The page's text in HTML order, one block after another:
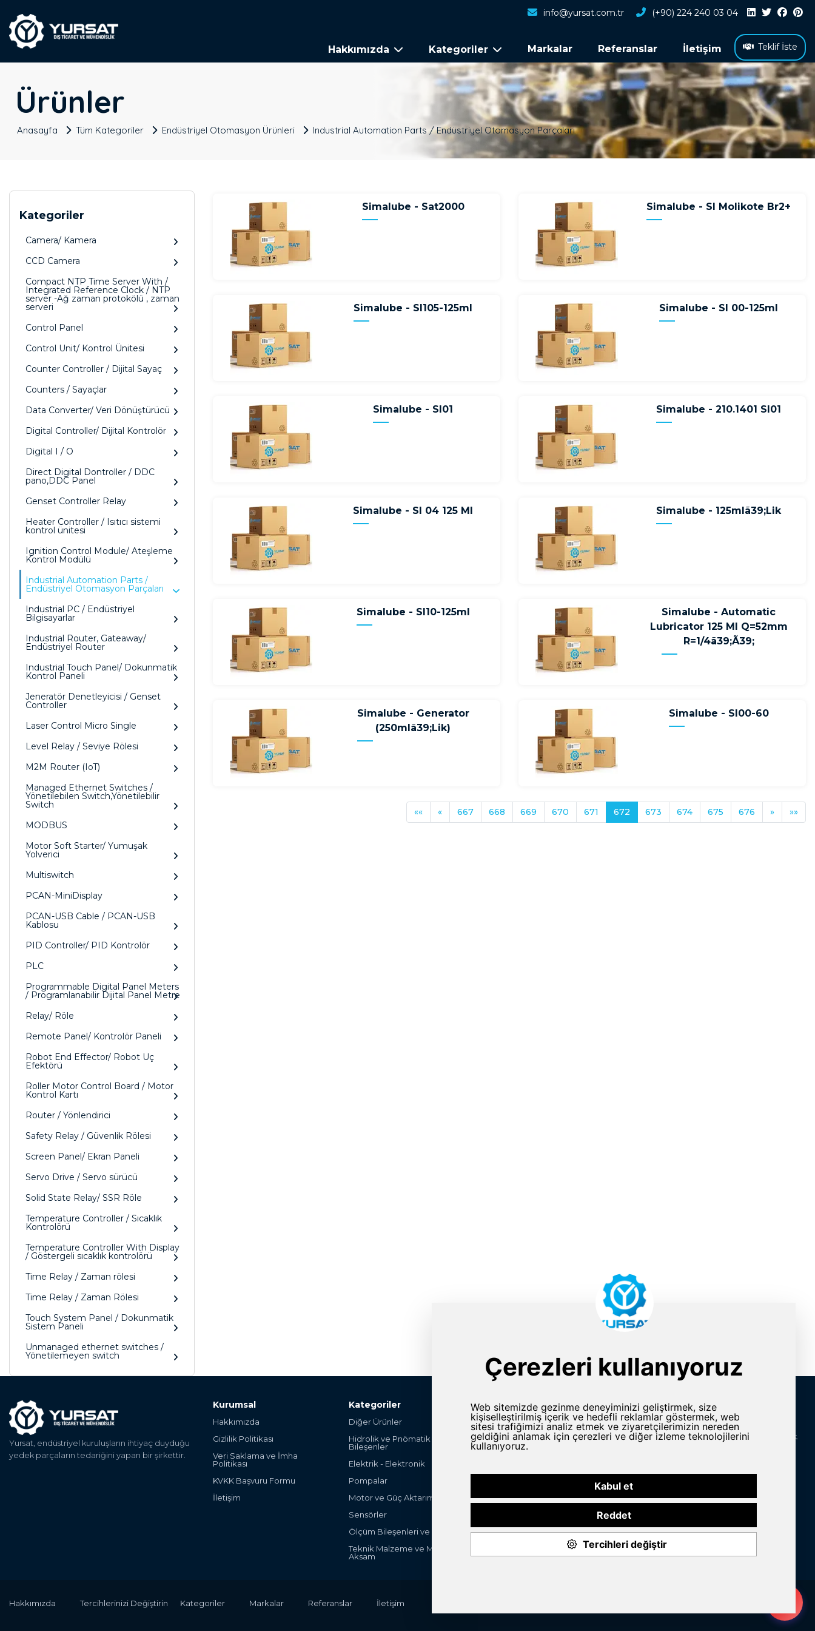
info@yursat.com.tr (+90) 224 240 03 04
Hakkımızda Kategoriler Markalar Referanslar İletişim Teklif İste
Ürünler
Anasayfa Tüm Kategoriler Endüstriyel Otomasyon Ürünleri Industrial Automation Parts / Endüstriyel Otomasyon Parçaları
Kategoriler
Camera/ Kamera
CCD Camera
Compact NTP Time Server With /
Integrated Reference Clock / NTP
server -Ağ zaman protokölü , zaman
serveri
Control Panel
Control Unit/ Kontrol Ünitesi
Counter Controller / Dijital Sayaç
Counters / Sayaçlar
Data Converter/ Veri Dönüştürücü
Digital Controller/ Dijital Kontrolör
Digital I / O
Direct Digital Dontroller / DDC
pano,DDC Panel
Genset Controller Relay
Heater Controller / Isıtıcı sistemi
kontrol ünitesi
Ignition Control Module/ Ateşleme
Kontrol Modülü
Industrial Automation Parts /
Endüstriyel Otomasyon Parçaları
Industrial PC / Endüstriyel
Bilgisayarlar
Industrial Router, Gateaway/
Endüstriyel Router
Industrial Touch Panel/ Dokunmatik
Kontrol Paneli
Jeneratör Denetleyicisi / Genset
Controller
Laser Control Micro Single
Level Relay / Seviye Rölesi
M2M Router (IoT)
Managed Ethernet Switches /
Yönetilebilen Switch,Yönetilebilir
Switch
MODBUS
Motor Soft Starter/ Yumuşak
Yolverici
Multiswitch
PCAN-MiniDisplay
PCAN-USB Cable / PCAN-USB
Kablosu
PID Controller/ PID Kontrolör
PLC
Programmable Digital Panel Meters
/ Programlanabilir Dijital Panel Metre
Relay/ Röle
Remote Panel/ Kontrolör Paneli
Robot End Effector/ Robot Uç
Efektörü
Roller Motor Control Board / Motor
Kontrol Kartı
Router / Yönlendirici
Safety Relay / Güvenlik Rölesi
Screen Panel/ Ekran Paneli
Servo Drive / Servo sürücü
Solid State Relay/ SSR Röle
Temperature Controller / Sıcaklık
Kontrolörü
Temperature Controller With Display
/ Göstergeli sıcaklık kontrolörü
Time Relay / Zaman rölesi
Time Relay / Zaman Rölesi
Touch System Panel / Dokunmatik
Sistem Paneli
Unmanaged ethernet switches /
Yönetilemeyen switch
Simalube - Sat2000 Simalube - Sl Molikote Br2+
Simalube - Sl105-125ml Simalube - Sl 00-125ml
Simalube - Sl01 Simalube - 210.1401 Sl01
Simalube - Sl 04 125 Ml Simalube - 125mlã39;Lik
Simalube - Sl10-125ml
Simalube - Automatic
Lubricator 125 Ml Q=52mm
R=1/4ã39;Ã39;
Simalube - Generator
(250mlã39;Lik)
Simalube - Sl00-60
«« « 667 668 669 670 671 672 673 674 675 676 » »»
Yursat, endüstriyel kuruluşların ihtiyaç duyduğu
yedek parçaların tedariğini yapan bir şirkettir.
Kurumsal
Hakkımızda
Gizlilik Politikası
Veri Saklama ve İmha
Politikası
KVKK Başvuru Formu
İletişim
Kategoriler
Diğer Ürünler
Hidrolik ve Pnömatik
Bileşenler
Elektrik - Elektronik
Pompalar
Motor ve Güç Aktarım Grubu
Sensörler
Ölçüm Bileşenleri ve Cihazları
Teknik Malzeme ve Mekanik
Aksam
Şalter ve Anahtarlar
Hırdavat
Filteleme ve Fan Grubu
İletişim Bilgileri
Adres
Yeni Karaman Mah. Sanayi Cad. 4. Kantar Sok.
+90 224 2400304
E-Posta
info@yursat.com.tr
Bizi Takip Edin
Hakkımızda Tercihlerinizi Değiştirin Kategoriler Markalar Referanslar İletişim